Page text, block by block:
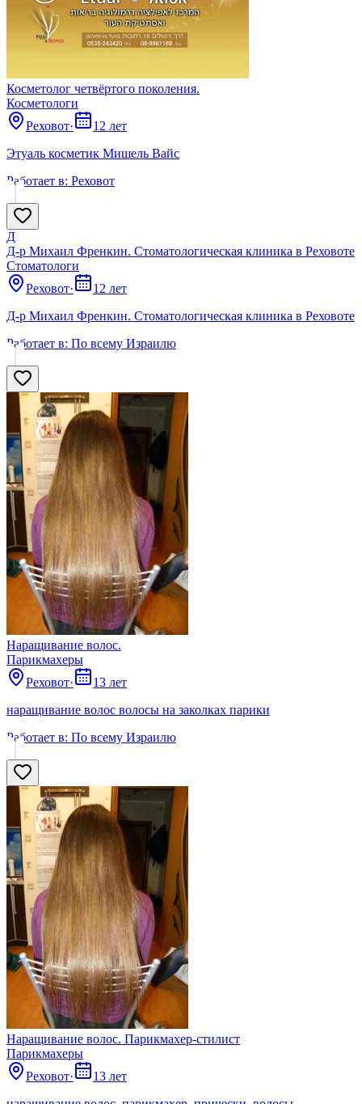
Косметолог четвёртого поколения.
Косметологи
Реховот·
12 лет
Этуаль косметик Мишель Вайс
Работает в: Реховот
Д
Д-р Михаил Френкин. Стоматологическая клиника в Реховоте
Стоматологи
Реховот·
12 лет
Д-р Михаил Френкин. Стоматологическая клиника в Реховоте
Работает в: По всему Израилю
Наращивание волос.
Парикмахеры
Реховот·
13 лет
наращивание волос волосы на заколках парики
Работает в: По всему Израилю
Наращивание волос. Парикмахер-стилист
Парикмахеры
Реховот·
13 лет